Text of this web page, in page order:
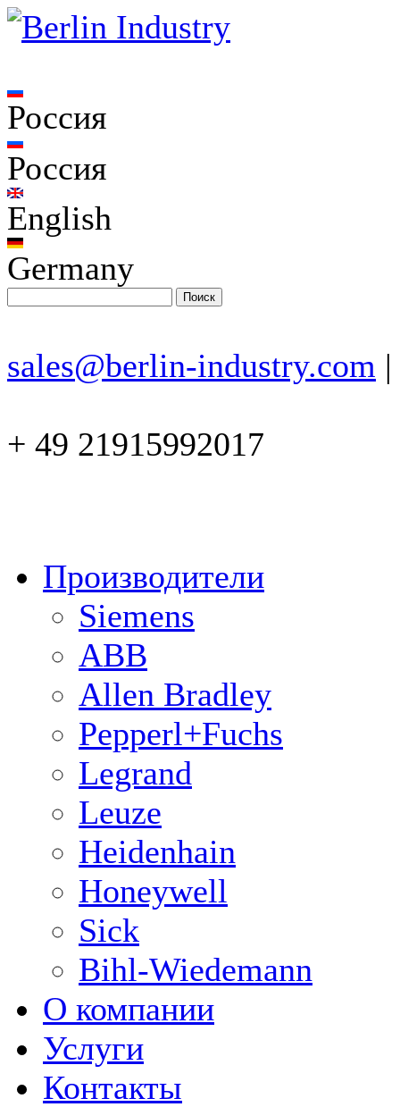
Россия
Россия
English
Germany
sales@berlin-industry.com |
+ 49 21915992017
Производители
Siemens
ABB
Allen Bradley
Pepperl+Fuchs
Legrand
Leuze
Heidenhain
Honeywell
Sick
Bihl-Wiedemann
О компании
Услуги
Контакты